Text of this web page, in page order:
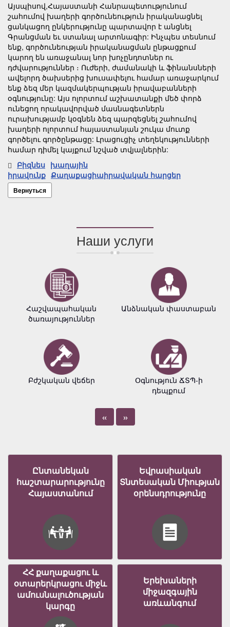
Այսպիսով,Հայաստանի Հանրապետությունում
շահումով խաղերի գործունեություն իրականացնել
ցանկացող ընկերությունը պարտավոր է անցնել
Գրանցման եւ ստանալ արտոնագիր: Ինչպես տեսնում
ենք, գործունեության իրականացման ընթացքում
կարող են առաջանալ նոր խոչընդոտներ ու
դժվարություններ ։ Ուժերի, ժամանակի և ֆինանսների
ավելորդ ծախսերից խուսափելու համար առաջարկում
ենք ձեզ մեր կազմակերպության իրավաբանների
օգնությունը: Այս ոլորտում աշխատանքի մեծ փորձ
ունեցող որակավորված մասնագետներն
ուրախությամբ կօգնեն ձեզ պարզեցնել շահումով
խաղերի ոլորտում հայաստանյան շուկա մուտք
գործելու գործընթացը: Լրացուցիչ տեղեկությունների
համար դիմել կայքում նշված տվյալներին:
Բիզնես խաղային
իրավունք Քաղաքացիաիրավական հարցեր
Вернуться
Наши услуги
Հաշվապահական
ծառայություններ
Բժշկական վեճեր
Անձնական փաստաբան
Օգնություն ՃՏՊ-ի
դեպքում
« »
Ընտանեկան
հաշտարարությունը
Հայաստանում
Եվրասիական
Տնտեսական Միության
օրենսդրությունը
ՀՀ քաղաքացու և
օտարերկրացու միջև
ամուսնալուծության
կարգը
Երեխաների
միջազգային
առևանգում